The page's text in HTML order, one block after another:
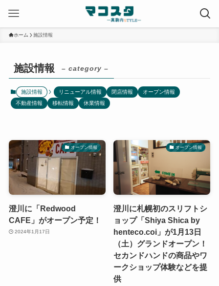
ホーム 施設情報
施設情報 – category –
施設情報 リニューアル情報 閉店情報
オープン情報
不動産情報
移転情報 休業情報
オープン情報
澄川に「Redwood
CAFE」がオープン予定！
2024年1月17日
オープン情報
澄川に札幌初のスリフトシ
ョップ「Shiya Shica by
henteco.coi」が1月13日
（土）グランドオープン！
セカンドハンドの商品やワ
ークショップ体験などを提
供